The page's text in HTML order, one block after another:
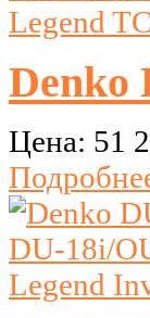
Denko
Цена: 51